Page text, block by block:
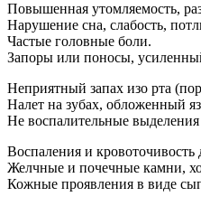
Повышенная утомляемость,
Нарушение сна, слабость,
Частые головные боли.
Запоры или поносы,
Неприятный запах изо рта
Налет на зубах, обложенный
Не воспалительные
Воспаления и кровоточивость
Желчные и почечные камни,
Кожные проявления в виде